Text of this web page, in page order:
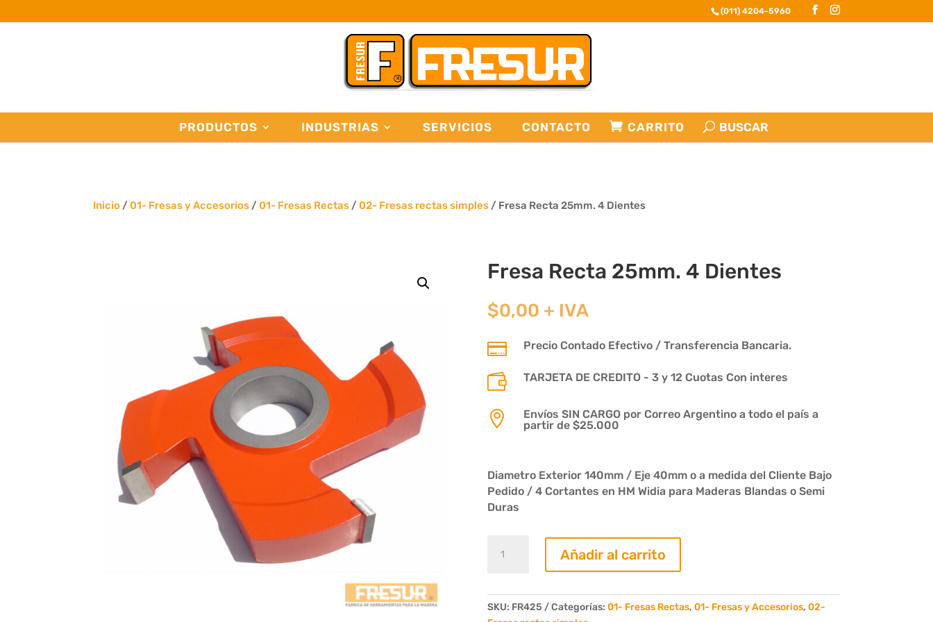
(011) 4204-5960
PRODUCTOS INDUSTRIAS SERVICIOS CONTACTO CARRITO
Inicio /01- Fresas y Accesorios /01- Fresas Rectas /02- Fresas rectas simples / Fresa Recta 25mm. 4 Dientes
Fresa Recta 25mm. 4 Dientes
$0,00 + IVA
 Precio Contado Efectivo / Transferencia Bancaria.
 TARJETA DE CREDITO - 3 y 12 Cuotas Con interes

Envíos SIN CARGO por Correo Argentino a todo el país a
partir de $25.000
Diametro Exterior 140mm / Eje 40mm o a medida del Cliente Bajo
Pedido / 4 Cortantes en HM Widia para Maderas Blandas o Semi
Duras
Recta
Dientes
Añadir al carrito
SKU: FR425 Categorías: 01- Fresas Rectas, 01- Fresas y Accesorios, 02-